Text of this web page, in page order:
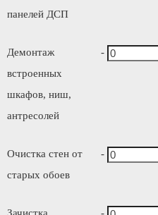
панелей ДСП
Демонтаж
встроенных
шкафов, ниш,
антресолей
-
Очистка стен от
старых обоев
-